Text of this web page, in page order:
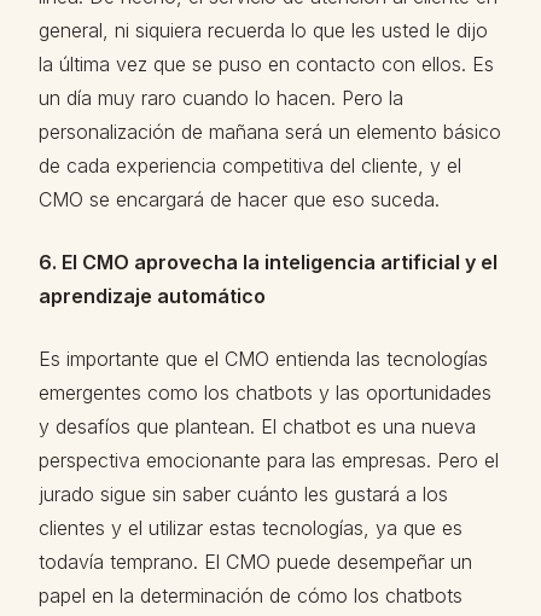
general, ni siquiera recuerda lo que les usted le dijo
la última vez que se puso en contacto con ellos. Es
un día muy raro cuando lo hacen. Pero la
personalización de mañana será un elemento básico
de cada experiencia competitiva del cliente, y el
CMO se encargará de hacer que eso suceda.
6. El CMO aprovecha la inteligencia artificial y el
aprendizaje automático
Es importante que el CMO entienda las tecnologías
emergentes como los chatbots y las oportunidades
y desafíos que plantean. El chatbot es una nueva
perspectiva emocionante para las empresas. Pero el
jurado sigue sin saber cuánto les gustará a los
clientes y el utilizar estas tecnologías, ya que es
todavía temprano. El CMO puede desempeñar un
papel en la determinación de cómo los chatbots